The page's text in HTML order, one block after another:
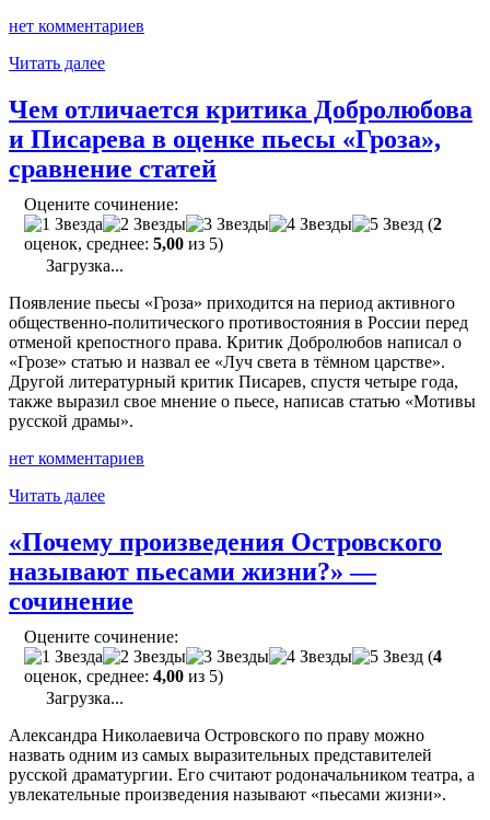
нет комментариев
Читать далее"Люди
сердцами
в
Островского
«Гроза»
и
«Бесприданница»"
Чем отличается критика Добролюбова
и Писарева в оценке пьесы «Гроза»,
сравнение статей
Оцените сочинение:
(2
оценок, среднее: 5,00 из 5)
Загрузка...
Появление пьесы «Гроза» приходится на период активного
общественно-политического противостояния в России перед
отменой крепостного права. Критик Добролюбов написал о
«Грозе» статью и назвал ее «Луч света в тёмном царстве».
Другой литературный критик Писарев, спустя четыре года,
также выразил свое мнение о пьесе, написав статью «Мотивы
русской драмы».
нет комментариев
Читать далее"Чем
Добролюбова
и
в
оценке
пьесы
«Гроза»,
сравнение
«Почему произведения Островского
называют пьесами жизни?» —
сочинение
Оцените сочинение:
(4
оценок, среднее: 4,00 из 5)
Загрузка...
Александра Николаевича Островского по праву можно
назвать одним из самых выразительных представителей
русской драматургии. Его считают родоначальником театра, а
увлекательные произведения называют «пьесами жизни».